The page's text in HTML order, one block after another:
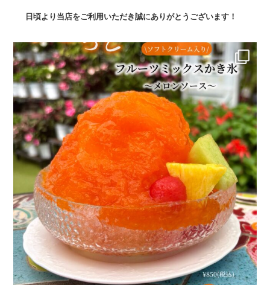
日頃より当店をご利用いただき誠にありがとうございます！